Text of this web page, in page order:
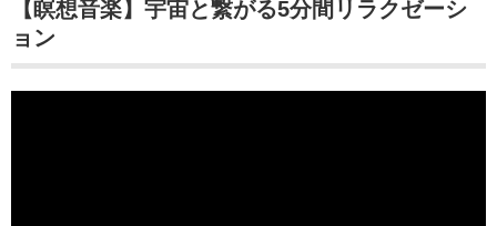
【瞑想音楽】宇宙と繋がる5分間リラクゼーシ
ョン